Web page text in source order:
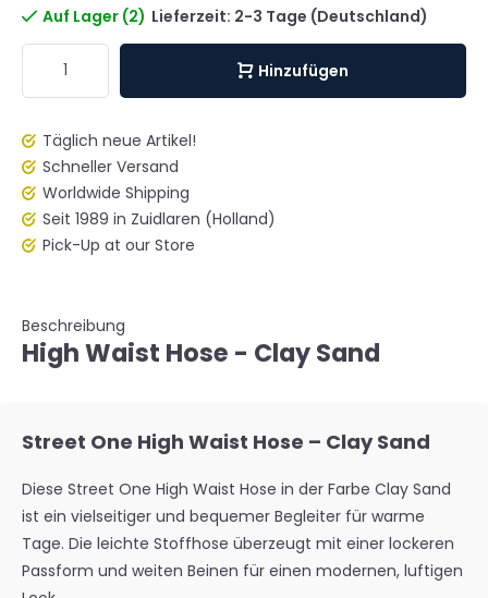
Auf Lager (2) Lieferzeit: 2-3 Tage (Deutschland)
Hinzufügen
Täglich neue Artikel!
Schneller Versand
Worldwide Shipping
Seit 1989 in Zuidlaren (Holland)
Pick-Up at our Store
Beschreibung
High Waist Hose - Clay Sand
Street One High Waist Hose – Clay Sand
Diese Street One High Waist Hose in der Farbe Clay Sand
ist ein vielseitiger und bequemer Begleiter für warme
Tage. Die leichte Stoffhose überzeugt mit einer lockeren
Passform und weiten Beinen für einen modernen, luftigen